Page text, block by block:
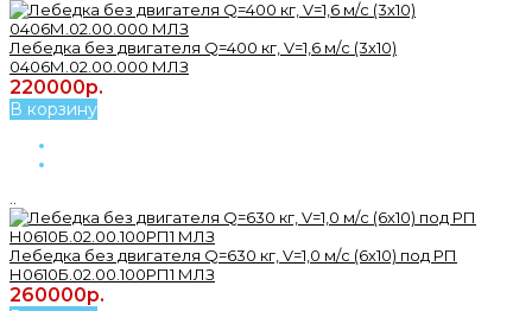
Лебедка без двигателя Q=400 кг, V=1,6 м/с (3х10)
0406М.02.00.000 МЛЗ
220000р.
В корзину
Лебедка без двигателя Q=630 кг, V=1,0 м/с (6х10) под РП
Н0610Б.02.00.100РП1 МЛЗ
260000р.